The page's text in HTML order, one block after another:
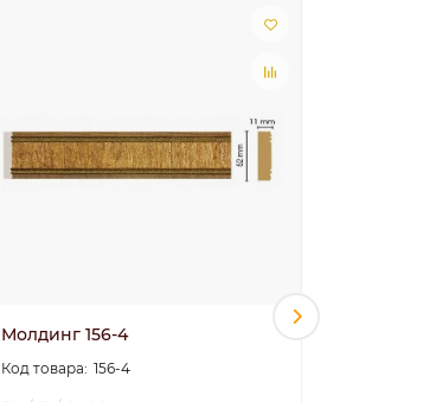
Молдинг 156-4
156-4